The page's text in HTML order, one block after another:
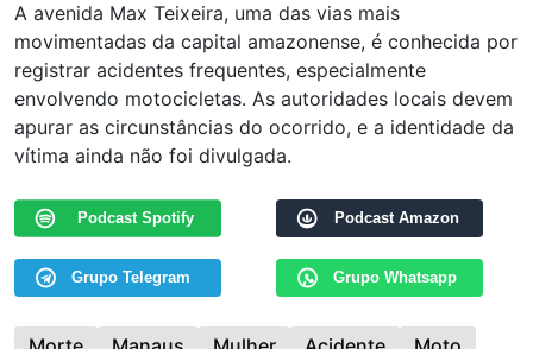
A avenida Max Teixeira, uma das vias mais
movimentadas da capital amazonense, é conhecida por
registrar acidentes frequentes, especialmente
envolvendo motocicletas. As autoridades locais devem
apurar as circunstâncias do ocorrido, e a identidade da
vítima ainda não foi divulgada.
Podcast Spotify Podcast Amazon
Grupo Telegram Grupo Whatsapp